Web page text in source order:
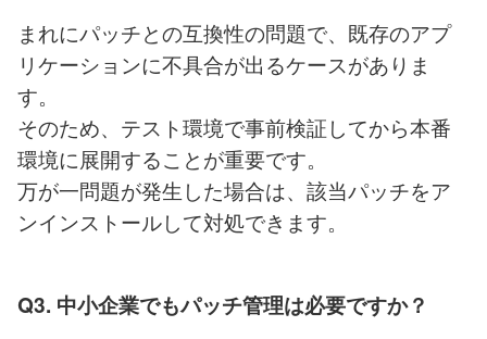
まれにパッチとの互換性の問題で、既存のアプ
リケーションに不具合が出るケースがありま
す。
そのため、テスト環境で事前検証してから本番
環境に展開することが重要です。
万が一問題が発生した場合は、該当パッチをア
ンインストールして対処できます。
Q3. 中小企業でもパッチ管理は必要ですか？